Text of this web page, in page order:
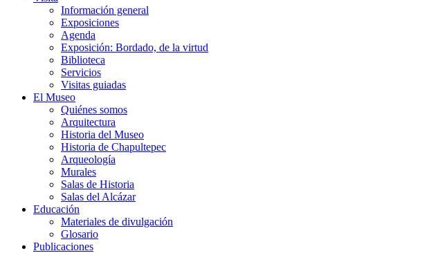
Información general
Exposiciones
Agenda
Exposición: Bordado, de la virtud
Biblioteca
Servicios
Visitas guiadas
El Museo
Quiénes somos
Arquitectura
Historia del Museo
Historia de Chapultepec
Arqueología
Murales
Salas de Historia
Salas del Alcázar
Educación
Materiales de divulgación
Glosario
Publicaciones